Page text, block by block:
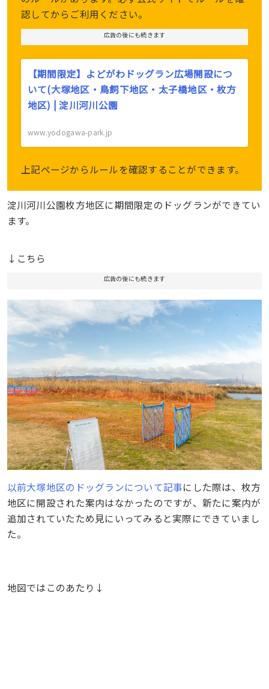
認してからご利用ください。
広告の後にも続きます
【期間限定】よどがわドッグラン広場開設につ
いて(大塚地区・鳥飼下地区・太子橋地区・枚方
地区) | 淀川河川公園
www.yodogawa-park.jp
上記ページからルールを確認することができます。
淀川河川公園枚方地区に期間限定のドッグランができてい
ます。
↓こちら
広告の後にも続きます
以前大塚地区のドッグランについて記事にした際は、枚方
地区に開設された案内はなかったのですが、新たに案内が
追加されていたため見にいってみると実際にできていまし
た。
地図ではこのあたり↓